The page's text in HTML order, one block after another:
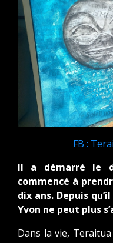
FB :
Il a démarré le
commencé à
dix ans. Depuis
Yvon ne peut plus
Dans la vie,